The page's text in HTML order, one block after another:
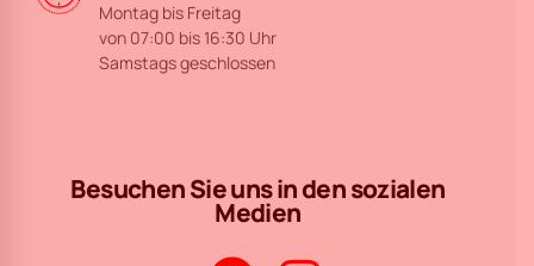
Montag bis Freitag
von 07:00 bis 16:30 Uhr
Samstags geschlossen
Besuchen Sie uns in den sozialen
Medien